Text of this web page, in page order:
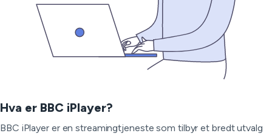
Hva er BBC iPlayer?
BBC iPlayer er en streamingtjeneste som tilbyr et bredt utvalg